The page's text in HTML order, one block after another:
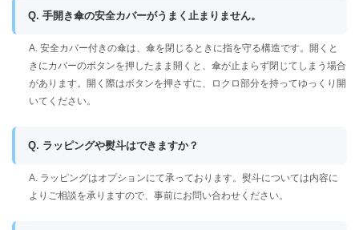
Q. 手開き傘の安全カバーがうまく止まりません。
A. 安全カバー付きの傘は、傘を閉じるときに指を守る構造です。開くと
きにカバーのボタンを押したまま開くと、傘が止まらず閉じてしまう場合
があります。開く際はボタンを押さずに、ロクロ部分を持ってゆっくり開
いてください。
Q. ラッピングや熨斗はできますか？
A. ラッピングはオプションにて承っております。熨斗については内容に
よりご相談を承りますので、事前にお問い合わせください。